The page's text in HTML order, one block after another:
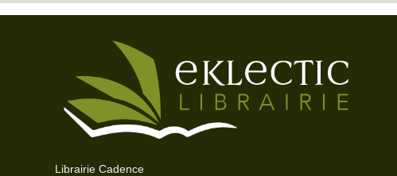
Librairie Cadence